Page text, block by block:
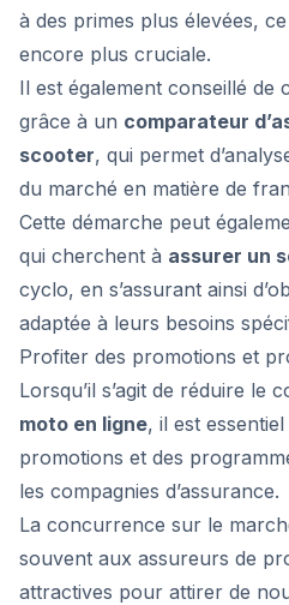
à des primes plus élevées,
encore plus cruciale.
Il est également conseillé de
grâce à un comparateur
scooter, qui permet
du marché en matière de
Cette démarche peut
qui cherchent à assurer un
cyclo, en s’assurant ainsi
adaptée à leurs besoins
Profiter des promotions et
Lorsqu’il s’agit de réduire le
moto en ligne, il est
promotions et des
les compagnies d’assurance.
La concurrence sur le
souvent aux assureurs de
attractives pour attirer de